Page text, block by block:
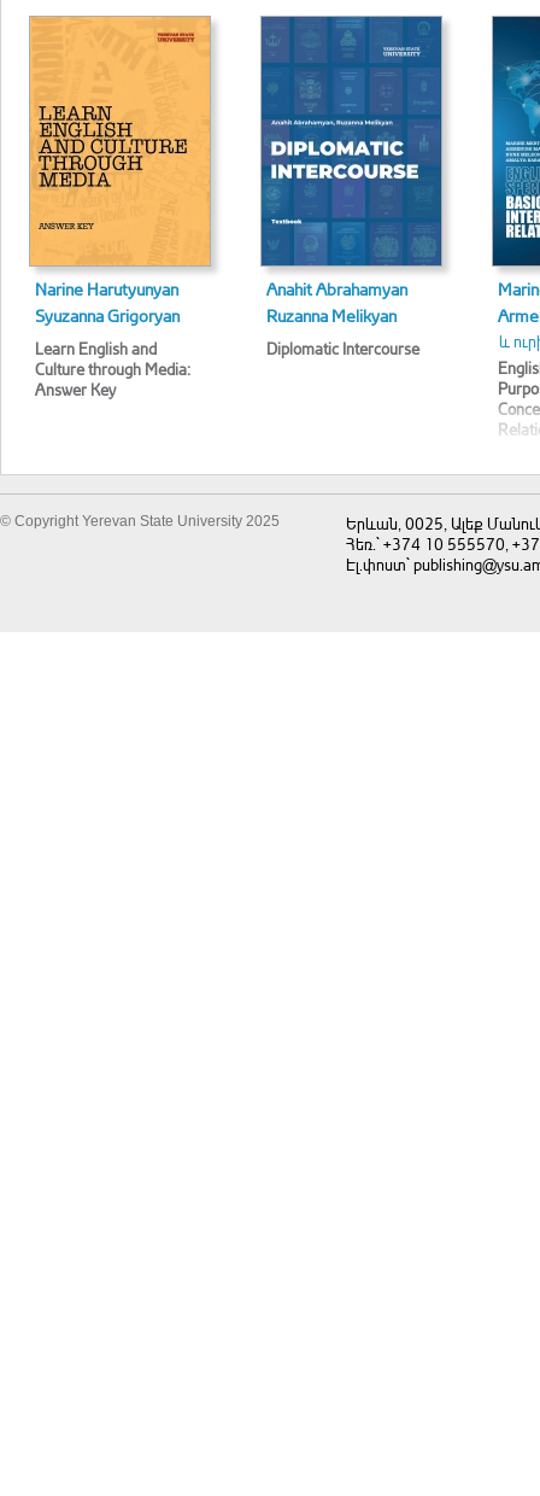
Narine Harutyunyan
Syuzanna Grigoryan
Learn English and
Culture through Media:
Answer Key
Anahit Abrahamyan
Ruzanna Melikyan
Diplomatic Intercourse
և
© Copyright Yerevan State University 2025
Երևան, 0025, Ալեք
Հեռ.` +374 10 555570,
Էլ.փոստ`